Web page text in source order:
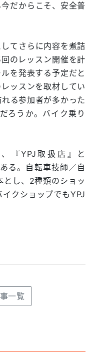
だからこそ、安全普
てさらに内容を煮詰
のレッスン開催を計
を発表する予定だと
ッスンを取材してい
る参加者が多かった
ろうか。バイク乗り
『YPJ取扱店』と
る。自転車技師／自
し、2種類のショッ
クショップでもYPJ
一覧